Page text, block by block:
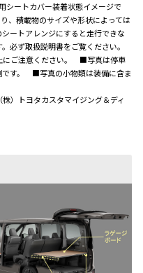
ートカバー装着状態イメージで
、積載物のサイズや形状によっては
ートアレンジにすると走行できな
必ず取扱説明書をご覧ください。
にご注意ください。 ■写真は停車
す。 ■写真の小物類は装備に含ま
）トヨタカスタマイジング＆ディ